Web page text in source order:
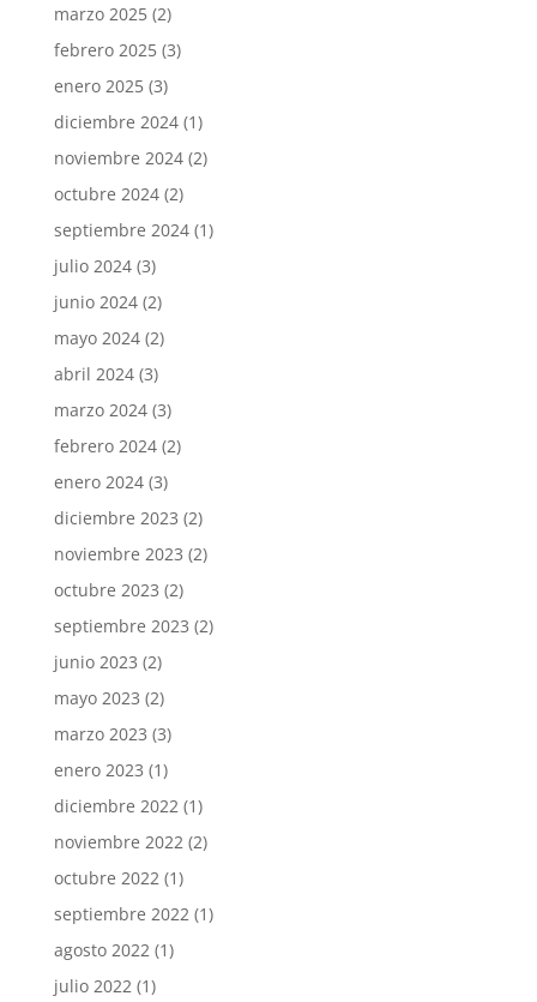
marzo 2025(2)
febrero 2025(3)
enero 2025(3)
diciembre 2024(1)
noviembre 2024(2)
octubre 2024(2)
septiembre 2024(1)
julio 2024(3)
junio 2024(2)
mayo 2024(2)
abril 2024(3)
marzo 2024(3)
febrero 2024(2)
enero 2024(3)
diciembre 2023 (2)
noviembre 2023 (2)
octubre 2023 (2)
septiembre 2023 (2)
junio 2023 (2)
mayo 2023 (2)
marzo 2023 (3)
enero 2023 (1)
diciembre 2022 (1)
noviembre 2022 (2)
octubre 2022 (1)
septiembre 2022 (1)
agosto 2022 (1)
julio 2022 (1)